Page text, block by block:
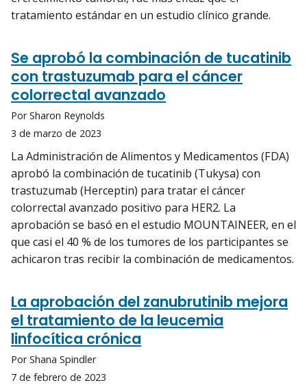
tratamiento estándar en un estudio clínico grande.
Se aprobó la combinación de tucatinib
con trastuzumab para el cáncer
colorrectal avanzado
Por Sharon Reynolds
3 de marzo de 2023
La Administración de Alimentos y Medicamentos (FDA)
aprobó la combinación de tucatinib (Tukysa) con
trastuzumab (Herceptin) para tratar el cáncer
colorrectal avanzado positivo para HER2. La
aprobación se basó en el estudio MOUNTAINEER, en el
que casi el 40 % de los tumores de los participantes se
achicaron tras recibir la combinación de medicamentos.
La aprobación del zanubrutinib mejora
el tratamiento de la leucemia
linfocítica crónica
Por Shana Spindler
7 de febrero de 2023